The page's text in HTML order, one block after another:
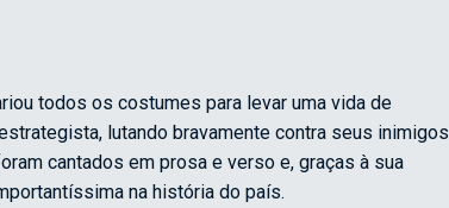
todos os costumes para levar uma vida de
lutando bravamente contra seus inimigos
cantados em prosa e verso e, graças à sua
na história do país.